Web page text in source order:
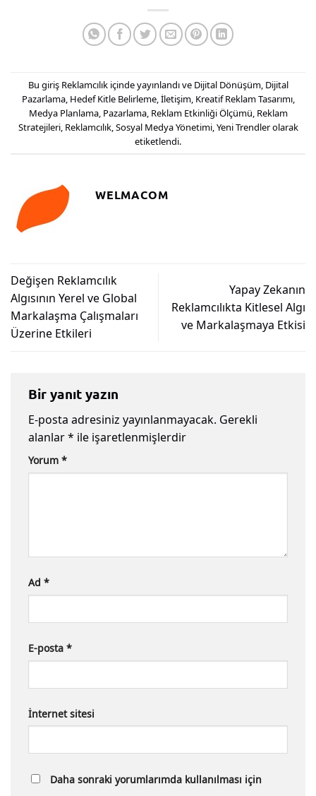
Bu giriş Reklamcılıkiçinde yayınlandı ve Dijital Dönüşüm, Dijital
Pazarlama, Hedef Kitle Belirleme, İletişim, Kreatif Reklam Tasarımı,
Medya Planlama, Pazarlama, Reklam Etkinliği Ölçümü Reklam
Stratejileri, Reklamcılık, Sosyal Medya Yönetimi, Yeni Trendlerolarak
etiketlendi.
WELMACOM
Değişen Reklamcılık
Algısının Yerel ve Global
Markalaşma Çalışmaları
Üzerine Etkileri
Yapay Zekanın
Reklamcılıkta Kitlesel Algı
ve Markalaşmaya Etkisi
Bir yanıt yazın
E-posta adresiniz yayınlanmayacak. Gerekli
alanlar* ile işaretlenmişlerdir
Yorum *
Ad *
E-posta *
İnternet sitesi
Daha sonraki yorumlarımda kullanılması için